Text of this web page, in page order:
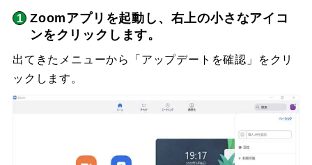
Zoomアプリを起動し、右上の小さなアイコ
ンをクリックします。
出てきたメニューから「アップデートを確認」をクリ
ックします。